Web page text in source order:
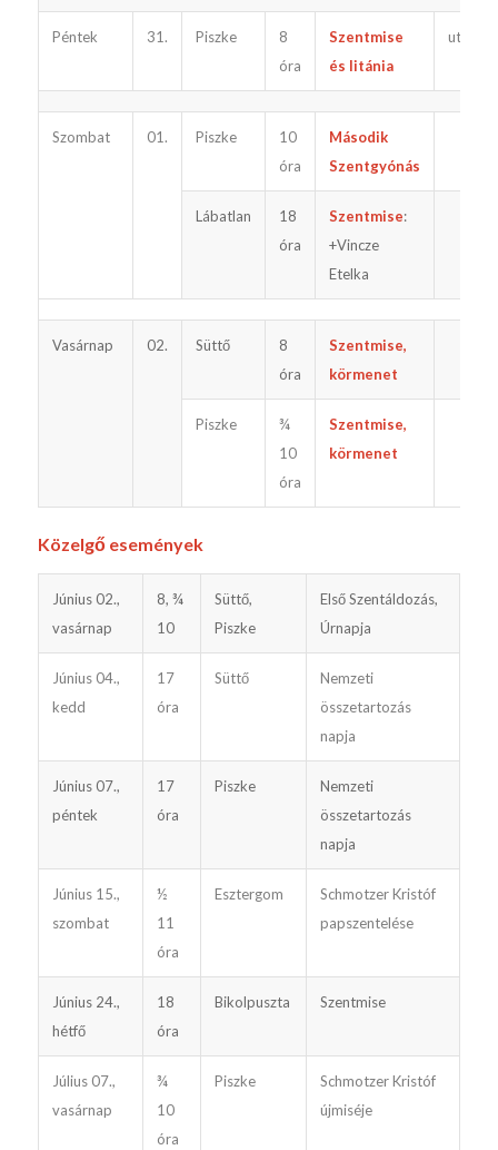
Péntek 31. Piszke
8
óra
Szentmise
és litánia
utána
Szombat 01. Piszke
10
óra
Második
Szentgyónás
Lábatlan
18
óra
Szentmise:
+Vincze
Etelka
Vasárnap 02. Süttő
8
óra
Szentmise,
körmenet
Piszke
¾
10
óra
Szentmise,
körmenet
Közelgő események
Június 02.,
vasárnap
8, ¾
10
Süttő,
Piszke
Első Szentáldozás,
Úrnapja
Június 04.,
kedd
17
óra
Süttő
Nemzeti
összetarto­zás
napja
Június 07.,
péntek
17
óra
Piszke
Nemzeti
összetarto­zás
napja
Június 15.,
szombat
½
11
óra
Esztergom
Schmo­tzer Kristóf
papszentelése
Június 24.,
hétfő
18
óra
Bikolpuszta Szentmise
Július 07.,
vasárnap
¾
10
óra
Piszke
Schmo­tzer Kristóf
újmiséje